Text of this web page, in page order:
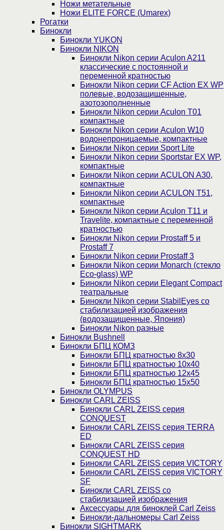
Ножи метательные
Ножи ELITE FORCE (Umarex)
Рогатки
Бинокли
Бинокли YUKON
Бинокли NIKON
Бинокли Nikon серии Aculon A211
классические с постоянной и
переменной кратностью
Бинокли Nikon серии СF Action EX WP
полевые, водозащищенные,
азотозополненные
Бинокли Nikon серии Aculon T01
компактные
Бинокли Nikon серии Aculon W10
водонепроницаемые, компактные
Бинокли Nikon серии Sport Lite
Бинокли Nikon серии Sportstar EX WP,
компактные
Бинокли Nikon серии ACULON A30,
компактные
Бинокли Nikon серии ACULON Т51,
компактные
Бинокли Nikon серии Aculon T11 и
Travelite, компактные с переменной
кратностью
Бинокли Nikon серии Prostaff 5 и
Prostaff 7
Бинокли Nikon серии Prostaff 3
Бинокли Nikon серии Monarch (стекло
Eco-glass) WP
Бинокли Nikon серии Elegant Compact
театральные
Бинокли Nikon серии StabilEyes со
стабилизацией изображения
(водозащищенные, Япония)
Бинокли Nikon разные
Бинокли Bushnell
Бинокли БПЦ КОМЗ
Бинокли БПЦ кратностью 8х30
Бинокли БПЦ кратностью 10х40
Бинокли БПЦ кратностью 12х45
Бинокли БПЦ кратностью 15х50
Бинокли OLYMPUS
Бинокли CARL ZEISS
Бинокли CARL ZEISS серия
CONQUEST
Бинокли CARL ZEISS серия TERRA
ED
Бинокли CARL ZEISS серия
CONQUEST HD
Бинокли CARL ZEISS серия VICTORY
Бинокли CARL ZEISS серия VICTORY
SF
Бинокли CARL ZEISS со
стабилизацией изображения
Аксессуары для биноклей Carl Zeiss
Бинокли-дальномеры Carl Zeiss
Бинокли SIGHTMARK